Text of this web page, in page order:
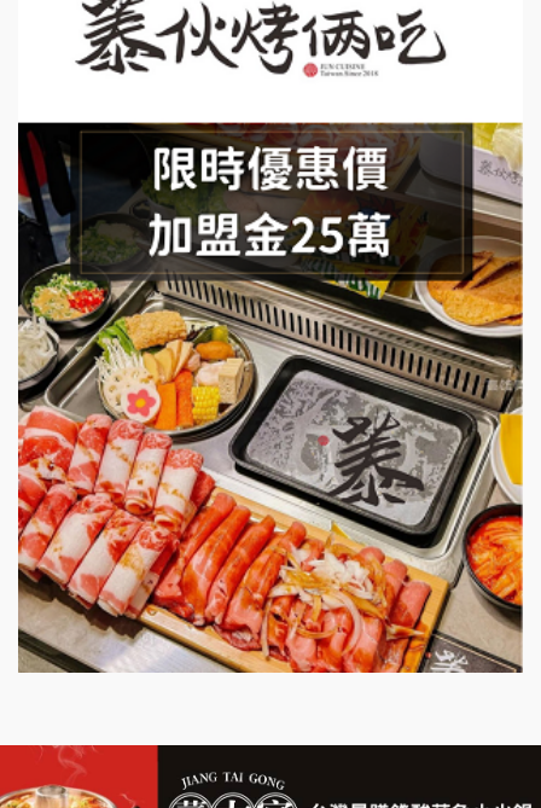
莫尼早餐Morni加盟說明會
手作功夫茶加盟說明會
SHARE TEA歇腳亭加盟說明會
潮味決-湯滷專門店加盟說明會
鬍子茶加盟說明會
鮮茶道加盟說明會
微風亭鐵板燒加盟說明會
漫步藍咖啡加盟說明會
明石章魚燒加盟說明會
出櫃加盟說明會
千香漢堡加盟說明會
拉亞漢堡加盟說明會